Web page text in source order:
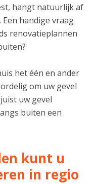
hangt natuurlijk af
handige vraag
renovatieplannen
het één en ander
om uw gevel
uw gevel
buiten een
kunt u
in regio